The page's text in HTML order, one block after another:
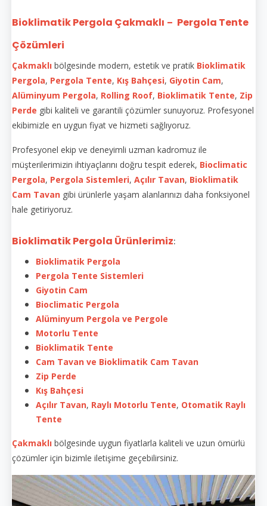
Bioklimatik Pergola Çakmaklı – Pergola Tente
Çözümleri
Çakmaklı bölgesinde modern, estetik ve pratik Bioklimatik
Pergola, Pergola Tente, Kış Bahçesi, Giyotin Cam,
Alüminyum Pergola, Rolling Roof, Bioklimatik Tente, Zip
Perde gibi kaliteli ve garantili çözümler sunuyoruz. Profesyonel
ekibimizle en uygun fiyat ve hizmeti sağlıyoruz.
Profesyonel ekip ve deneyimli uzman kadromuz ile
müşterilerimizin ihtiyaçlarını doğru tespit ederek, Bioclimatic
Pergola, Pergola Sistemleri, Açılır Tavan, Bioklimatik
Cam Tavan gibi ürünlerle yaşam alanlarınızı daha fonksiyonel
hale getiriyoruz.
Bioklimatik Pergola Ürünlerimiz:
Bioklimatik Pergola
Pergola Tente Sistemleri
Giyotin Cam
Bioclimatic Pergola
Alüminyum Pergola ve Pergole
Motorlu Tente
Bioklimatik Tente
Cam Tavan ve Bioklimatik Cam Tavan
Zip Perde
Kış Bahçesi
Açılır Tavan, Raylı Motorlu Tente, Otomatik Raylı
Tente
Çakmaklı bölgesinde uygun fiyatlarla kaliteli ve uzun ömürlü
çözümler için bizimle iletişime geçebilirsiniz.